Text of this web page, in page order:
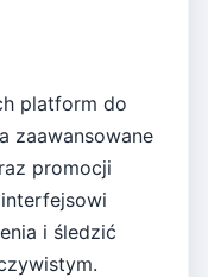
platform do
zaawansowane
promocji
i śledzić